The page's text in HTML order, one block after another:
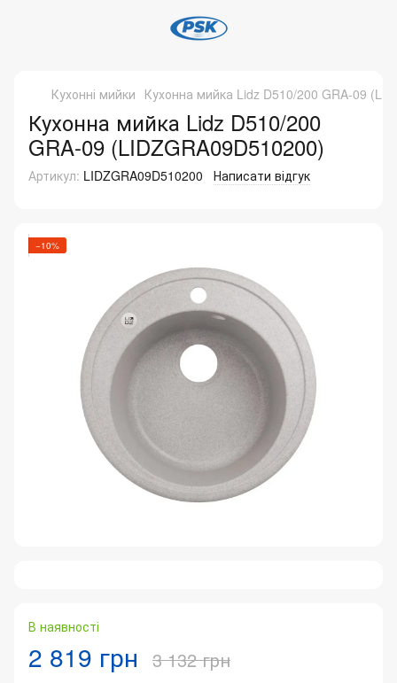
Кухонні мийки Кухонна мийка Lidz D510/200 GRA-09
Кухонна мийка Lidz D510/200
GRA-09 (LIDZGRA09D510200)
Артикул: LIDZGRA09D510200 Написати відгук
−10%
В наявності
2 819 грн 3 132 грн